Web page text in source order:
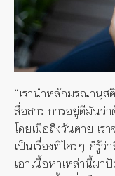
“เรานำหลักมรณานุส
สื่อสาร การอยู่ดีมันว่า
โดยเมื่อถึงวันตาย เร
เป็นเรื่องที่ใครๆ ก็รู้ว่
เอาเนื้อหาเหล่านี้มา